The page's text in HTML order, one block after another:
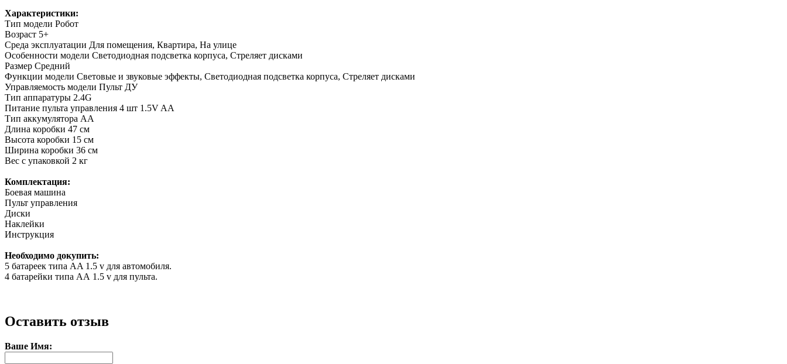
Характеристики:
Тип модели Робот
Возраст 5+
Среда эксплуатации Для помещения, Квартира, На улице
Особенности модели Светодиодная подсветка корпуса, Стреляет дисками
Размер Средний
Функции модели Световые и звуковые эффекты, Светодиодная подсветка корпуса, Стреляет дисками
Управляемость модели Пульт ДУ
Тип аппаратуры 2.4G
Питание пульта управления 4 шт 1.5V AA
Тип аккумулятора АА
Длина коробки 47 см
Высота коробки 15 см
Ширина коробки 36 см
Вес с упаковкой 2 кг
Комплектация:
Боевая машина
Пульт управления
Диски
Наклейки
Инструкция
Необходимо докупить:
5 батареек типа AA 1.5 v для автомобиля.
4 батарейки типа АА 1.5 v для пульта.
Оставить отзыв
Ваше Имя: